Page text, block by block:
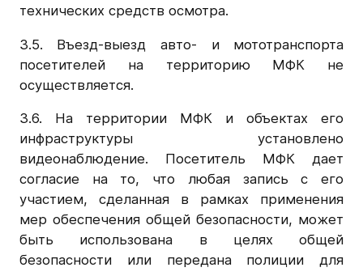
технических средств осмотра.
3.5. Въезд-выезд авто- и мототранспорта
посетителей на территорию МФК не
осуществляется.
3.6. На территории МФК и объектах его
инфраструктуры установлено
видеонаблюдение. Посетитель МФК дает
согласие на то, что любая запись с его
участием, сделанная в рамках применения
мер обеспечения общей безопасности, может
быть использована в целях общей
безопасности или передана полиции для